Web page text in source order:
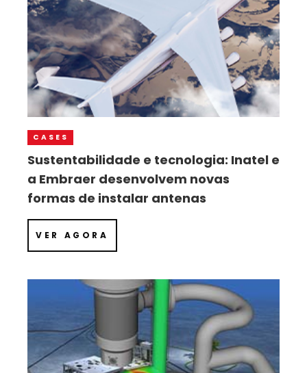
CASES
Sustentabilidade e tecnologia: Inatel e
a Embraer desenvolvem novas
formas de instalar antenas
VER AGORA